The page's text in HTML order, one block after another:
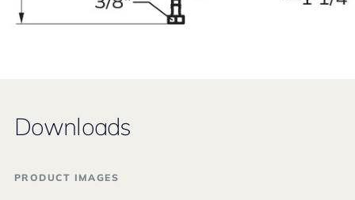
Downloads
PRODUCT IMAGES